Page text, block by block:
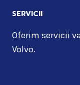
SERVICII
Oferim servicii
Volvo.